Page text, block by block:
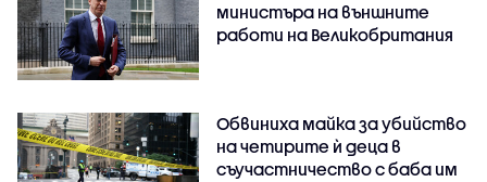
министъра на външните
работи на Великобритания
Обвиниха майка за убийство
на четирите ѝ деца в
съучастничество с баба им